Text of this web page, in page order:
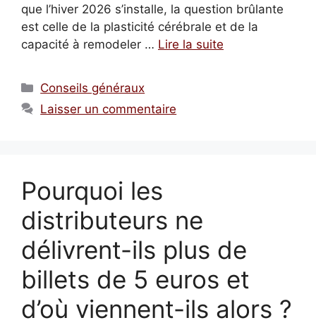
que l’hiver 2026 s’installe, la question brûlante
est celle de la plasticité cérébrale et de la
capacité à remodeler … Lire la suite
Catégories
Conseils généraux
Laisser un commentaire
Pourquoi les
distributeurs ne
délivrent-ils plus de
billets de 5 euros et
d’où viennent-ils alors ?